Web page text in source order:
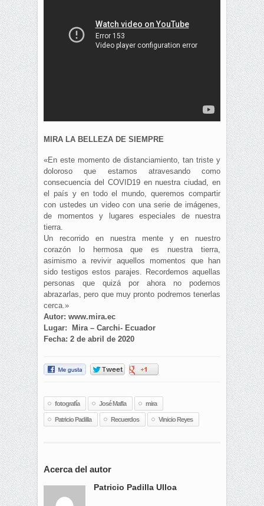
MIRA LA BELLEZA DE SIEMPRE
«En este momento de distanciamiento, tan triste y
doloroso que estamos atravesando como
consecuencia del COVID19 en nuestra ciudad, en
el país y en todo el mundo, queremos compartir
con ustedes un video con una serie de imágenes,
de momentos y lugares especiales de nuestra
tierra.
Un recorrido en nuestra mente y en nuestro
corazón lo hermosa que es nuestra tierra,
asimismo a revivir aquellos momentos que han
sido testigos estos parajes. Recordemos aquellas
personas que quizá por ahora no podemos
abrazarlas, pero que muy pronto podremos tenerlas
cerca.»
Autor: www.mira.ec
Lugar: Mira – Carchi- Ecuador
Fecha: 2 de abril de 2020
fotografía José Mafla mira
Patricio Padilla Recuerdos Vinicio Reyes
Acerca del autor
Patricio Padilla Ulloa